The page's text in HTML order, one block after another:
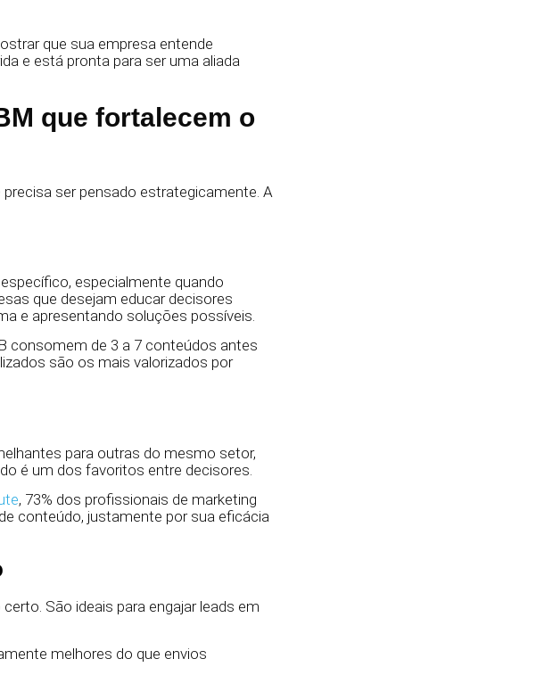
que sua empresa entende
e está pronta para ser uma aliada
que fortalecem o
ser pensado estrategicamente. A
especialmente quando
que desejam educar decisores
e apresentando soluções possíveis.
consomem de 3 a 7 conteúdos antes
são os mais valorizados por
para outras do mesmo setor,
é um dos favoritos entre decisores.
, 73% dos profissionais de marketing
conteúdo, justamente por sua eficácia
São ideais para engajar leads em
melhores do que envios